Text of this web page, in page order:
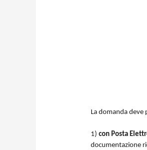
La domanda deve
1)con Posta
documentazione